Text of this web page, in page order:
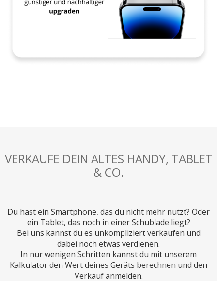
VERKAUFE DEIN ALTES HANDY, TABLET
& CO.
Du hast ein Smartphone, das du nicht mehr nutzt? Oder
ein Tablet, das noch in einer Schublade liegt?
Bei uns kannst du es unkompliziert verkaufen und
dabei noch etwas verdienen.
In nur wenigen Schritten kannst du mit unserem
Kalkulator den Wert deines Geräts berechnen und den
Verkauf anmelden.